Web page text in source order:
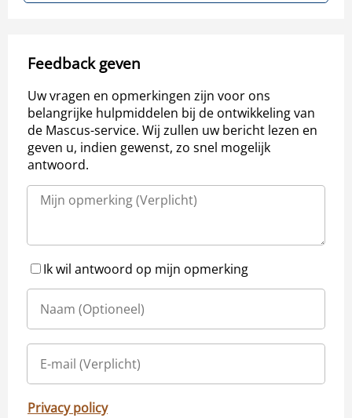
Feedback geven
Uw vragen en opmerkingen zijn voor ons
belangrijke hulpmiddelen bij de ontwikkeling van
de Mascus-service. Wij zullen uw bericht lezen en
geven u, indien gewenst, zo snel mogelijk
antwoord.
Ik wil antwoord op mijn opmerking
Privacy policy